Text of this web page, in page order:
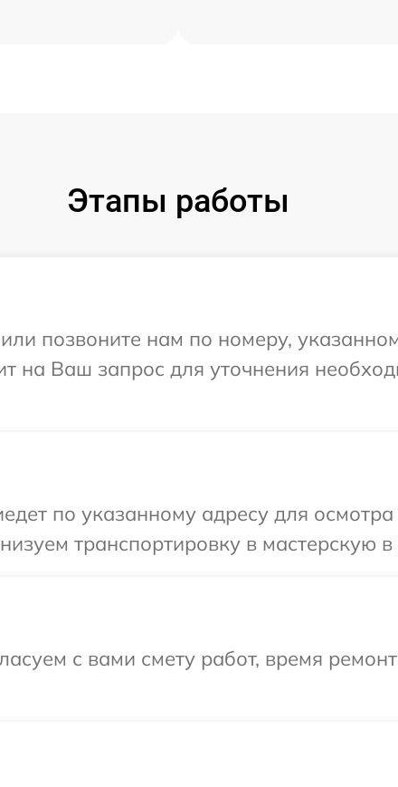
Этапы работы
позвоните нам по номеру,
на Ваш запрос для уточнения
по указанному адресу для
транспортировку в мастерскую
с вами смету работ, время